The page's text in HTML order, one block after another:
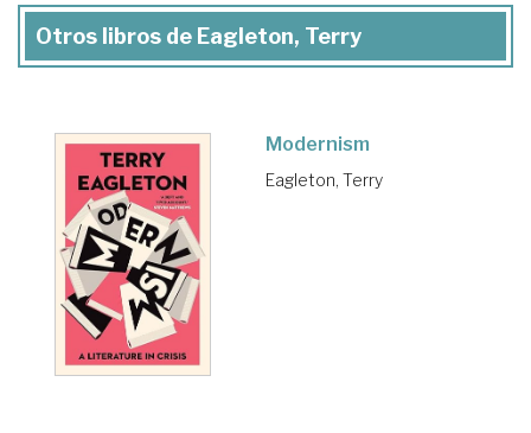
Otros libros de Eagleton, Terry
Modernism
Eagleton, Terry